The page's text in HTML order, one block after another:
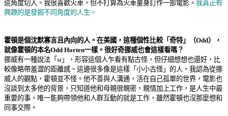
這角度切入。我很喜歡火車，但不打算為火車量身訂作一部電影。 我真正有
興趣的是發掘不同角度的人生。
霍頓是個沈默寡言且內向的人。在美國，這種個性比較「奇特」（Odd），
就像霍頓的本名Odd Horten一樣。很好奇挪威也會這樣看嗎？
挪威有一種說法「 sr」，形容這個人乍看有點古怪，但仔細想想也還好，比
較像略帶羞澀的距離感。這邊很多像是這樣「小小古怪」的人。我認為從挪
威人的觀點，霍頓並不怪。他不善與人溝通，活在自己孤單的世界，電影也
沒談到太多他的背景，只知道他和母親很親密，親情加上工作，是人生中最
重要的事。唯一能夠帶領他和人群互動的就是工作，雖然霍頓也沒那麼想和
同事交際。